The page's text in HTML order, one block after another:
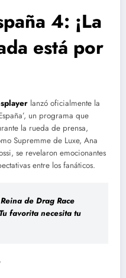
4: ¡La
está por
lanzó oficialmente la
un programa que
la rueda de prensa,
Supremme de Luxe, Ana
se revelaron emocionantes
entre los fanáticos.
de Drag Race
favorita necesita tu